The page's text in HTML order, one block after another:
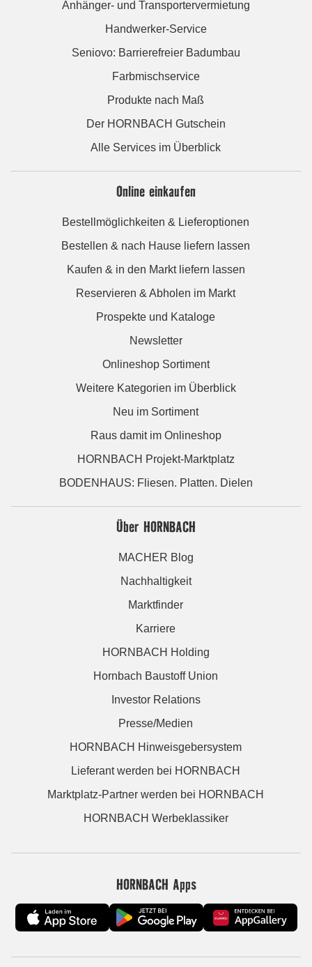
Anhänger- und Transportervermietung
Handwerker-Service
Seniovo: Barrierefreier Badumbau
Farbmischservice
Produkte nach Maß
Der HORNBACH Gutschein
Alle Services im Überblick
Online einkaufen
Bestellmöglichkeiten & Lieferoptionen
Bestellen & nach Hause liefern lassen
Kaufen & in den Markt liefern lassen
Reservieren & Abholen im Markt
Prospekte und Kataloge
Newsletter
Onlineshop Sortiment
Weitere Kategorien im Überblick
Neu im Sortiment
Raus damit im Onlineshop
HORNBACH Projekt-Marktplatz
BODENHAUS: Fliesen. Platten. Dielen
Über HORNBACH
MACHER Blog
Nachhaltigkeit
Marktfinder
Karriere
HORNBACH Holding
Hornbach Baustoff Union
Investor Relations
Presse/Medien
HORNBACH Hinweisgebersystem
Lieferant werden bei HORNBACH
Marktplatz-Partner werden bei HORNBACH
HORNBACH Werbeklassiker
HORNBACH Apps